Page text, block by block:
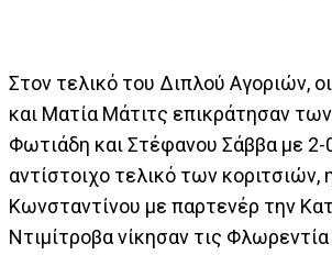
Στον τελικό του Διπλού Αγοριών,
και Ματία Μάτιτς επικράτησαν
Φωτιάδη και Στέφανου Σάββα με 2-
αντίστοιχο τελικό των κοριτσιών,
Κωνσταντίνου με παρτενέρ την
Ντιμίτροβα νίκησαν τις